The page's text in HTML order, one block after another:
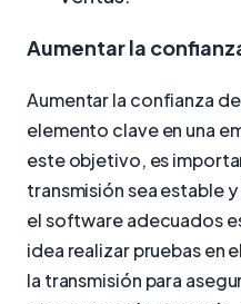
Aumentar la
Aumentar la confianza
elemento clave en una
este objetivo, es
transmisión sea estable
el software adecuados
idea realizar pruebas en
la transmisión para